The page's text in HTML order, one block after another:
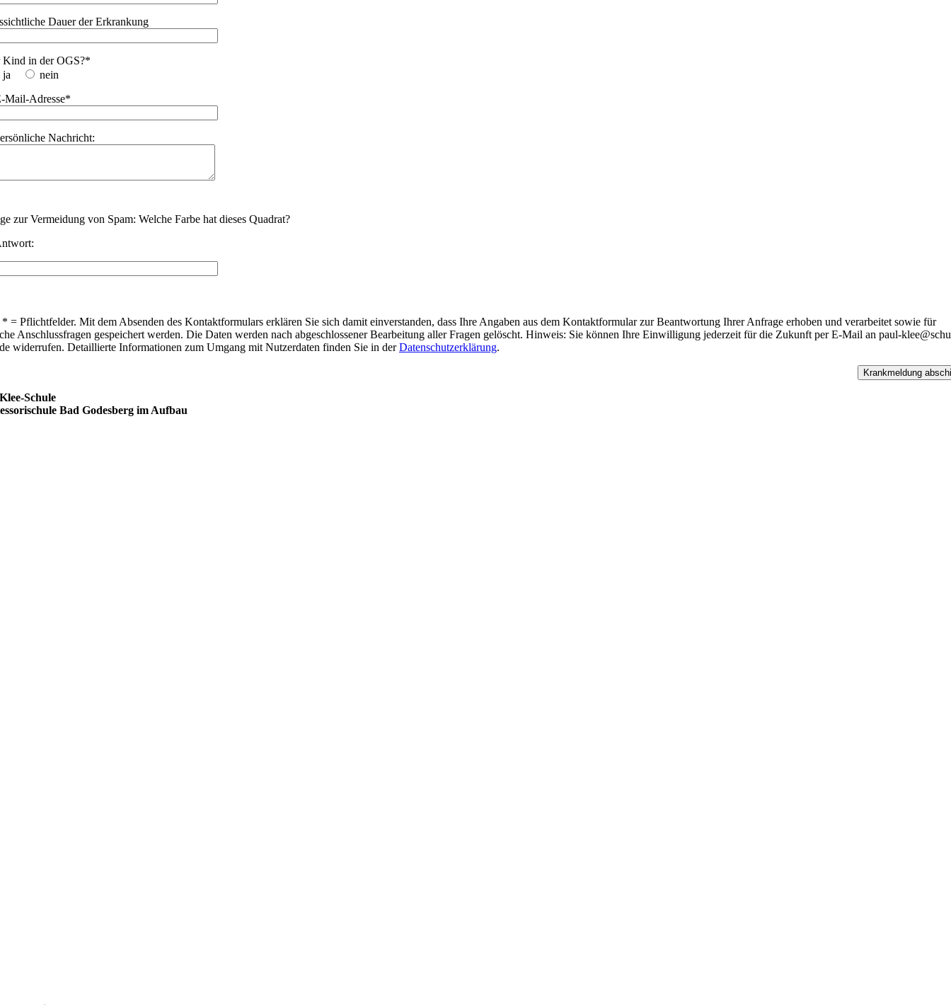
Dauer der Erkrankung
Kind in der OGS?*
ja
nein
Mail-Adresse*
Nachricht:
zur Vermeidung von Spam: Welche Farbe hat dieses Quadrat?
* = Pflichtfelder. Mit dem Absenden des Kontaktformulars erklären Sie sich damit einverstanden, dass Ihre Angaben aus dem Kontaktformular zur Beantwortung Ihrer Anfrage erhoben und verarbeitet sowie für
Anschlussfragen gespeichert werden. Die Daten werden nach abgeschlossener Bearbeitung aller Fragen gelöscht. Hinweis: Sie können Ihre Einwilligung jederzeit für die Zukunft per E-Mail an paul-
widerrufen. Detaillierte Informationen zum Umgang mit Nutzerdaten finden Sie in derDatenschutzerklärung.
Schule
Bad Godesberg im Aufbau